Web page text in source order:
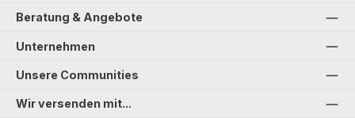
Beratung & Angebote
Unternehmen
Unsere Communities
Wir versenden mit...